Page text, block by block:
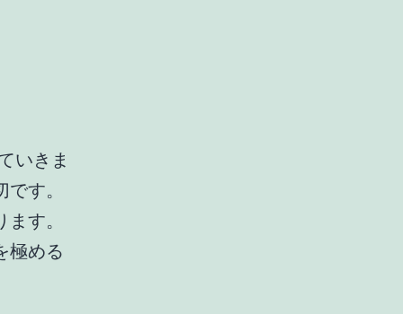
いきま
す。
す。
極める